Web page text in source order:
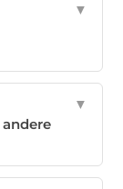
▼
▼